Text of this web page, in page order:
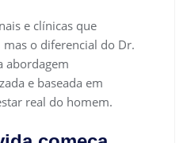
e clínicas que
o diferencial do Dr.
abordagem
e baseada em
real do homem.